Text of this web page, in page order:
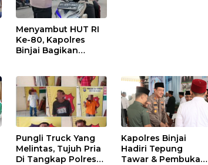
Menyambut HUT RI
Ke-80, Kapolres
Binjai Bagikan
Pungli Truck Yang
Melintas, Tujuh Pria
Di Tangkap Polres
Kapolres Binjai
Hadiri Tepung
Tawar & Pembukaan